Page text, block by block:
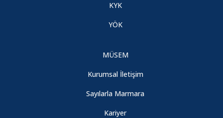
KYK
YÖK
MÜSEM
Kurumsal İletişim
Sayılarla Marmara
Kariyer